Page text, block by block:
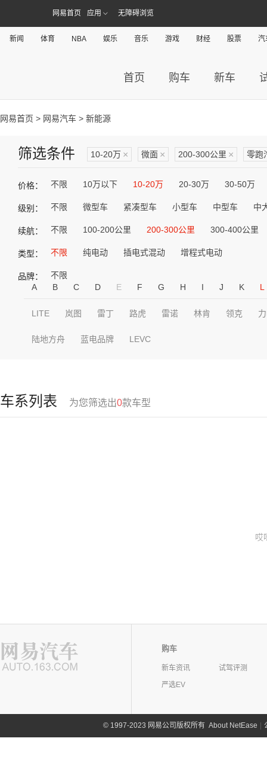
网易首页 应用 无障碍浏览
新闻 体育 NBA 娱乐 音乐 游戏 财经 股票 汽
首页 购车 新车
网易首页 > 网易汽车 > 新能源
筛选条件 10-20万 × 微面 × 200-300公里 × 零跑
价格： 不限 10万以下 10-20万 20-30万 30-50万
级别： 不限 微型车 紧凑型车 小型车 中型车 中
续航： 不限 100-200公里 200-300公里 300-400公里
类型： 不限 纯电动 插电式混动 增程式电动
品牌：
不限
A
B C D E F G H I J K L
LITE 岚图 雷丁 路虎 雷诺 林肯 领克
陆地方舟 蓝电品牌 LEVC
车系列表 为您筛选出0款车型
哎
购车
新车资讯
试驾评测
严选EV
©1997-2023 网易公司版权所有 About NetEase